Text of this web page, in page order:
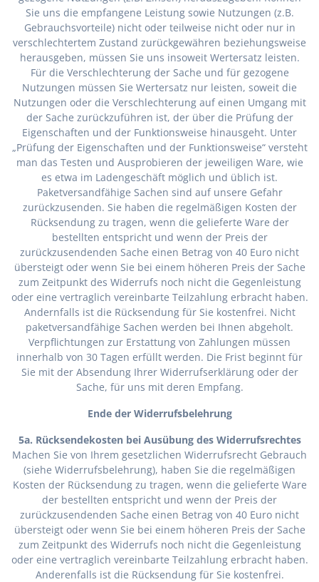
Sie uns die empfangene Leistung sowie Nutzungen (z.B.
Gebrauchsvorteile) nicht oder teilweise nicht oder nur in
verschlechtertem Zustand zurückgewähren beziehungsweise
herausgeben, müssen Sie uns insoweit Wertersatz leisten.
Für die Verschlechterung der Sache und für gezogene
Nutzungen müssen Sie Wertersatz nur leisten, soweit die
Nutzungen oder die Verschlechterung auf einen Umgang mit
der Sache zurückzuführen ist, der über die Prüfung der
Eigenschaften und der Funktionsweise hinausgeht. Unter
„Prüfung der Eigenschaften und der Funktionsweise“ versteht
man das Testen und Ausprobieren der jeweiligen Ware, wie
es etwa im Ladengeschäft möglich und üblich ist.
Paketversandfähige Sachen sind auf unsere Gefahr
zurückzusenden. Sie haben die regelmäßigen Kosten der
Rücksendung zu tragen, wenn die gelieferte Ware der
bestellten entspricht und wenn der Preis der
zurückzusendenden Sache einen Betrag von 40 Euro nicht
übersteigt oder wenn Sie bei einem höheren Preis der Sache
zum Zeitpunkt des Widerrufs noch nicht die Gegenleistung
oder eine vertraglich vereinbarte Teilzahlung erbracht haben.
Andernfalls ist die Rücksendung für Sie kostenfrei. Nicht
paketversandfähige Sachen werden bei Ihnen abgeholt.
Verpflichtungen zur Erstattung von Zahlungen müssen
innerhalb von 30 Tagen erfüllt werden. Die Frist beginnt für
Sie mit der Absendung Ihrer Widerrufserklärung oder der
Sache, für uns mit deren Empfang.
Ende der Widerrufsbelehrung
5a. Rücksendekosten bei Ausübung des Widerrufsrechtes
Machen Sie von Ihrem gesetzlichen Widerrufsrecht Gebrauch
(siehe Widerrufsbelehrung), haben Sie die regelmäßigen
Kosten der Rücksendung zu tragen, wenn die gelieferte Ware
der bestellten entspricht und wenn der Preis der
zurückzusendenden Sache einen Betrag von 40 Euro nicht
übersteigt oder wenn Sie bei einem höheren Preis der Sache
zum Zeitpunkt des Widerrufs noch nicht die Gegenleistung
oder eine vertraglich vereinbarte Teilzahlung erbracht haben.
Anderenfalls ist die Rücksendung für Sie kostenfrei.